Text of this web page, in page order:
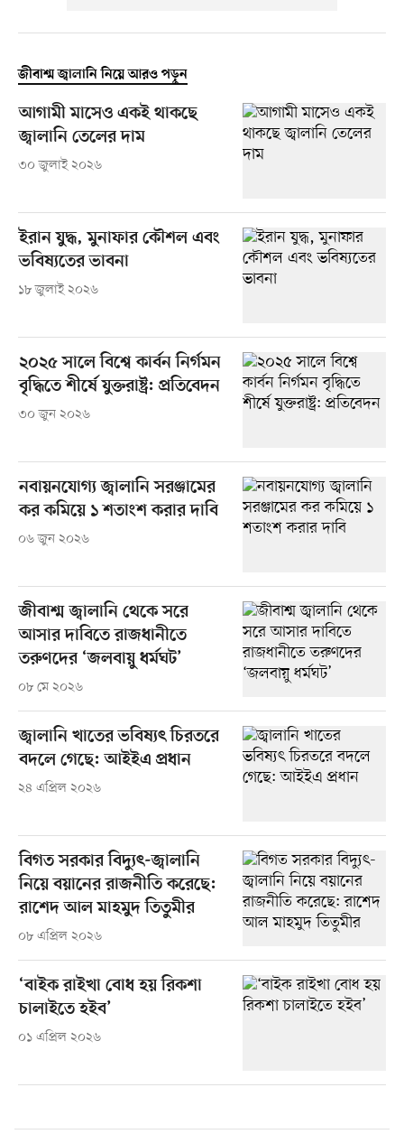
জীবাশ্ম জ্বালানি নিয়ে আরও পড়ুন
আগামী মাসেও একই থাকছে
জ্বালানি তেলের দাম
৩০ জুলাই ২০২৬
ইরান যুদ্ধ, মুনাফার কৌশল এবং
ভবিষ্যতের ভাবনা
১৮ জুলাই ২০২৬
২০২৫ সালে বিশ্বে কার্বন নির্গমন
বৃদ্ধিতে শীর্ষে যুক্তরাষ্ট্র: প্রতিবেদন
৩০ জুন ২০২৬
নবায়নযোগ্য জ্বালানি সরঞ্জামের
কর কমিয়ে ১ শতাংশ করার দাবি
০৬ জুন ২০২৬
জীবাশ্ম জ্বালানি থেকে সরে
আসার দাবিতে রাজধানীতে
তরুণদের ‘জলবায়ু ধর্মঘট’
০৮ মে ২০২৬
জ্বালানি খাতের ভবিষ্যৎ চিরতরে
বদলে গেছে: আইইএ প্রধান
২৪ এপ্রিল ২০২৬
বিগত সরকার বিদ্যুৎ-জ্বালানি
নিয়ে বয়ানের রাজনীতি করেছে:
রাশেদ আল মাহমুদ তিতুমীর
০৮ এপ্রিল ২০২৬
‘বাইক রাইখা বোধ হয় রিকশা
চালাইতে হইব’
০১ এপ্রিল ২০২৬